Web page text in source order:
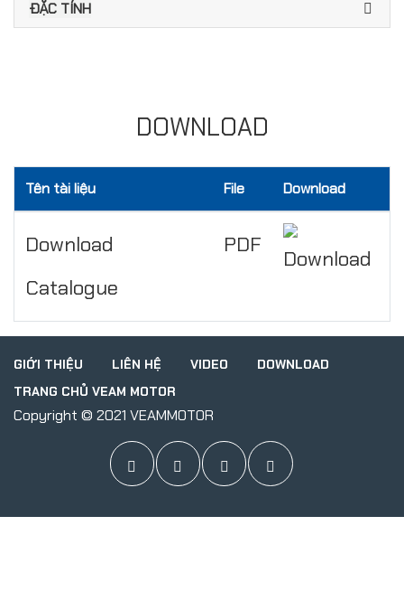
ĐẶC TÍNH
DOWNLOAD
Tên tài liệu File Download
Download
Catalogue
PDF
GIỚI THIỆU LIÊN HỆ VIDEO
DOWNLOAD
TRANG CHỦ VEAM MOTOR
Copyright © 2021 VEAMMOTOR